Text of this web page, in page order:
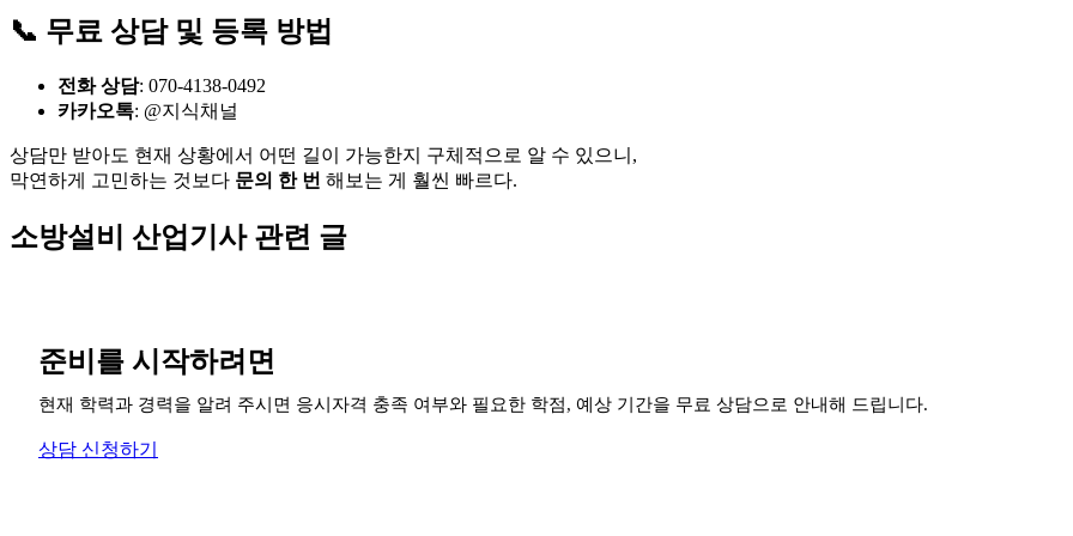
📞 무료 상담 및 등록 방법
전화 상담: 070-4138-0492
카카오톡: @지식채널
상담만 받아도 현재 상황에서 어떤 길이 가능한지 구체적으로 알 수 있으니,
막연하게 고민하는 것보다 문의 한 번 해보는 게 훨씬 빠르다.
소방설비 산업기사 관련 글
준비를 시작하려면
현재 학력과 경력을 알려 주시면 응시자격 충족 여부와 필요한 학점, 예상 기간을 무료 상담으로 안내해 드립니다.
상담 신청하기